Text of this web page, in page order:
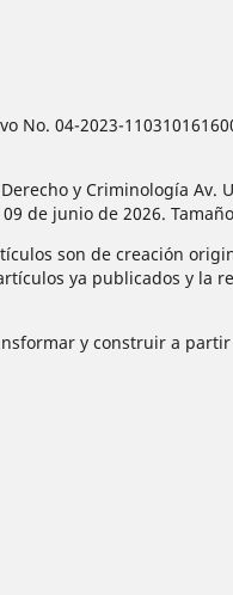
No. 04-2023-
y Criminología Av.
de junio de 2026.
son de creación
ya publicados y la
y construir a